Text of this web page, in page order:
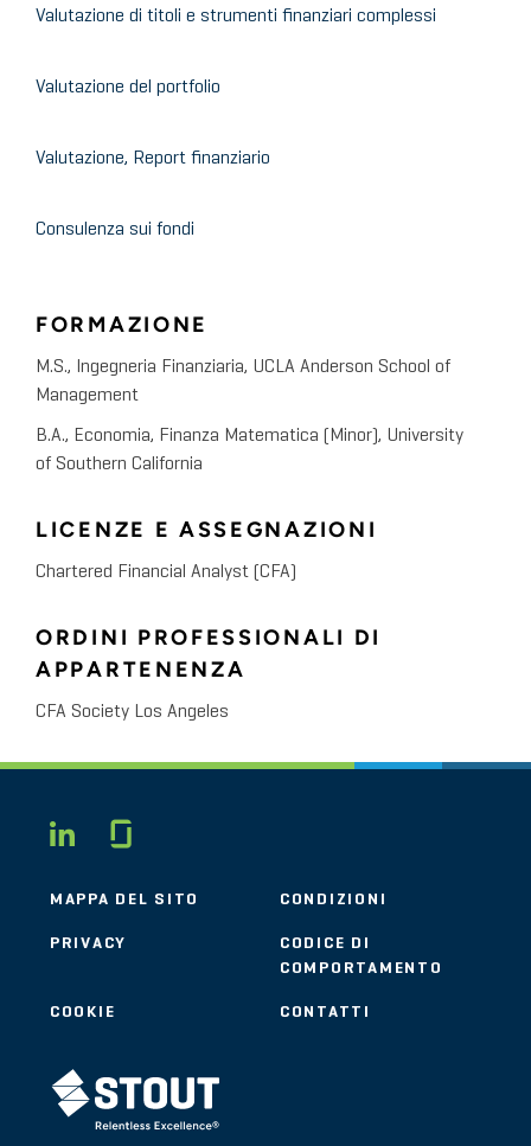
Valutazione di titoli e strumenti finanziari complessi
Valutazione del portfolio
Valutazione, Report finanziario
Consulenza sui fondi
FORMAZIONE
M.S., Ingegneria Finanziaria, UCLA Anderson School of
Management
B.A., Economia, Finanza Matematica (Minor), University
of Southern California
LICENZE E ASSEGNAZIONI
Chartered Financial Analyst (CFA)
ORDINI PROFESSIONALI DI
APPARTENENZA
CFA Society Los Angeles
LINKEDIN
MAPPA DEL SITO CONDIZIONI
PRIVACY
CODICE DI
COMPORTAMENTO
COOKIE CONTATTI
STOUT LOGO